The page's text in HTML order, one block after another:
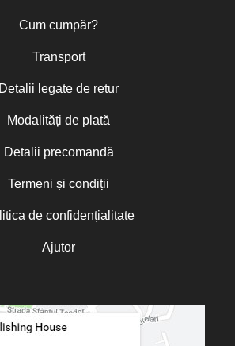
Cum cumpăr?
Transport
Detalii legate de retur
Modalități de plată
Detalii precomandă
Termeni și condiții
de confidențialitate
Ajutor